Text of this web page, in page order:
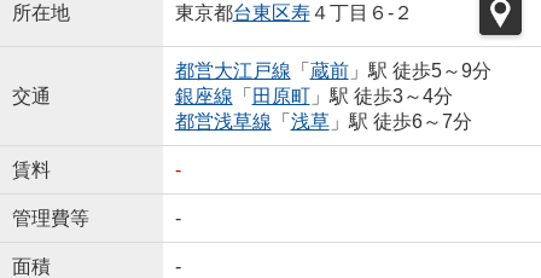
所在地 東京都台東区寿４丁目６-２
交通
都営大江戸線 「 蔵前」駅 徒歩5～9分
銀座線 「 田原町」駅 徒歩3～4分
都営浅草線 「 浅草」駅 徒歩6～7分
賃料 -
管理費等 -
面積 -